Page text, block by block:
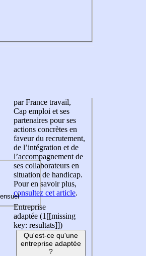
par France travail,
Cap emploi et ses
partenaires pour ses
actions concrètes en
faveur du recrutement,
de l’intégration et de
l’accompagnement de
ses collaborateurs en
situation de handicap.
Pour en savoir plus,
consultez cet article.
Entreprise
adaptée (1 [[missing
key: resultats]])
Qu'est-ce qu'une
entreprise adaptée
?